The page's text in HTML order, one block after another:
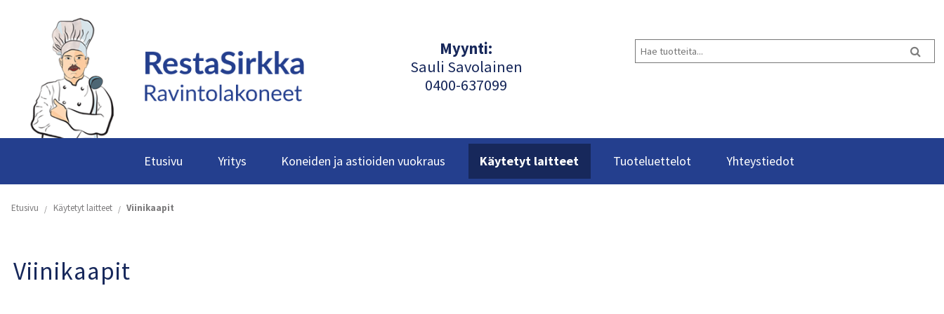
Myynti:
Sauli Savolainen
0400-637099
Etusivu Yritys Koneiden ja astioiden vuokraus Käytetyt laitteet Tuoteluettelot Yhteystiedot
Etusivu Käytetyt laitteet Viinikaapit
Viinikaapit